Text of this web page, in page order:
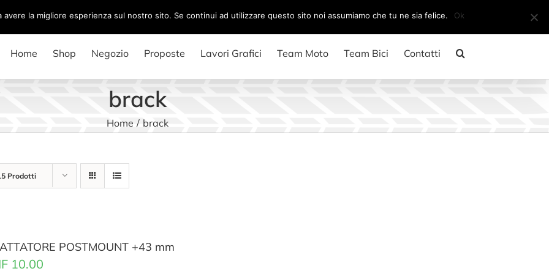
Il mio account CARRELLO
Home Shop Negozio Proposte Lavori Grafici Team Moto Team Bici Contatti
brack
Home / brack
Prodotti
POSTMOUNT +43 mm
10.00
la migliore esperienza sul nostro sito. Se continui ad utilizzare questo sito noi assumiamo che tu ne sia felice. Ok